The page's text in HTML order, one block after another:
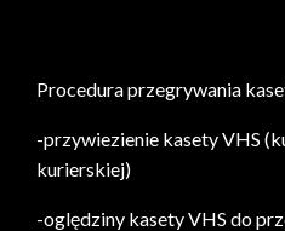
Procedura przegrywania
-przywiezienie kasety VHS
kurierskiej)
-oględziny kasety VHS do